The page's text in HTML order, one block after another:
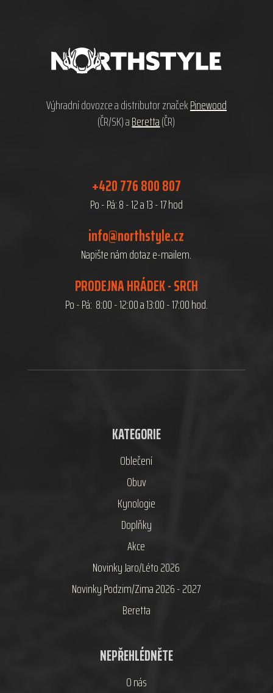
Výhradní dovozce a distributor značekPinewood
(ČR/SK) aBeretta(ČR)
+420 776 800 807
Po - Pá: 8 - 12 a 13 - 17 hod
info@northstyle.cz
Napište nám dotaz e-mailem.
PRODEJNA HRÁDEK - SRCH
Po - Pá: 8:00 - 12:00 a 13:00 - 17:00 hod.
KATEGORIE
Oblečení
Obuv
Kynologie
Doplňky
Akce
Novinky Jaro/Léto 2026
Novinky Podzim/Zima 2026 - 2027
Beretta
NEPŘEHLÉDNĚTE
O nás